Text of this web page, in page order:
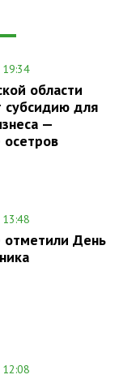
19:34
области
субсидию для
—
осетров
13:48
День
12:08